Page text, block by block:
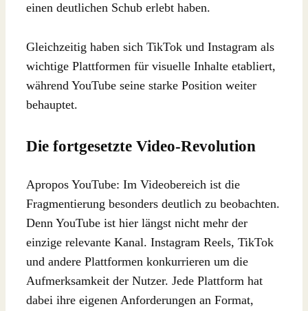
einen deutlichen Schub erlebt haben.
Gleichzeitig haben sich TikTok und Instagram als
wichtige Plattformen für visuelle Inhalte etabliert,
während YouTube seine starke Position weiter
behauptet.
Die fortgesetzte Video-Revolution
Apropos YouTube: Im Videobereich ist die
Fragmentierung besonders deutlich zu beobachten.
Denn YouTube ist hier längst nicht mehr der
einzige relevante Kanal. Instagram Reels, TikTok
und andere Plattformen konkurrieren um die
Aufmerksamkeit der Nutzer. Jede Plattform hat
dabei ihre eigenen Anforderungen an Format,